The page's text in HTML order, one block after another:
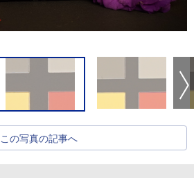
この写真の記事へ